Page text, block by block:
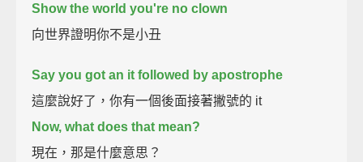
Show the world you're no clown
向世界證明你不是小丑
Say you got an it followed by apostrophe
這麼說好了，你有一個後面接著撇號的 it
Now, what does that mean?
現在，那是什麼意思？